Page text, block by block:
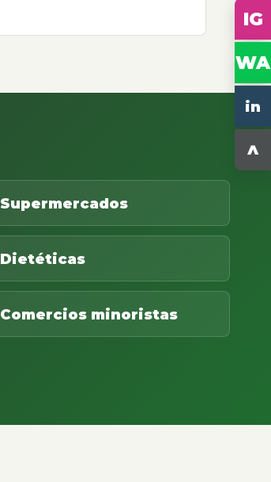
Supermercados
Dietéticas
Comercios minoristas
IG
WA
in
^